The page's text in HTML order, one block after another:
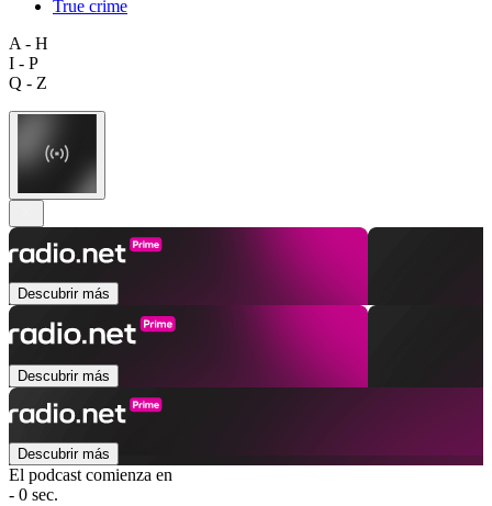
True crime
A - H
I - P
Q - Z
Descubrir más
Descubrir más
Descubrir más
El podcast comienza en
- 0 sec.